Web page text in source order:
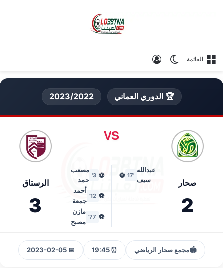
القائمة الوضع المظلم
🏆 الدوري العماني 2023/2022
صحار
2
VS
عبدالله
سيف
'17
⚽
⚽
3'
مصعب
حمد
⚽
12'
أحمد
جمعة
⚽
77'
مازن
مصبح
الرستاق
3
🏟️مجمع صحار الرياضي ⏰ 19:45
📅 2023-02-05